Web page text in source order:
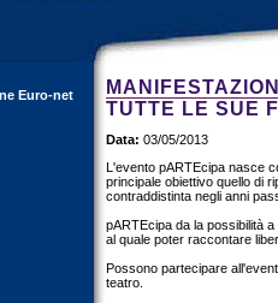
Euro-net
TUTTE LE SUE
Data: 03/05/2013
L'evento pARTEcipa nasce
principale obiettivo quello di
contraddistinta negli anni
pARTEcipa da la possibilità
al quale poter raccontare
Possono partecipare
teatro.